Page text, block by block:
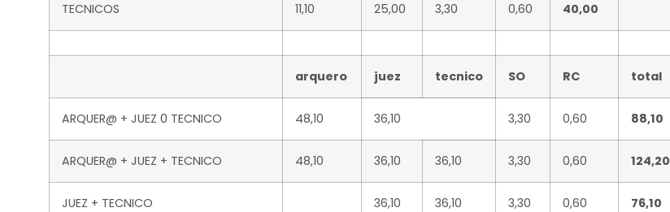
TECNICOS 11,10 25,00 3,30 0,60 40,00
arquero juez tecnico SO RC total
ARQUER@ + JUEZ 0 TECNICO 48,10 36,10 3,30 0,60 88,10
ARQUER@ + JUEZ + TECNICO 48,10 36,10 36,10 3,30 0,60 124,20
JUEZ + TECNICO 36,10 36,10 3,30 0,60 76,10